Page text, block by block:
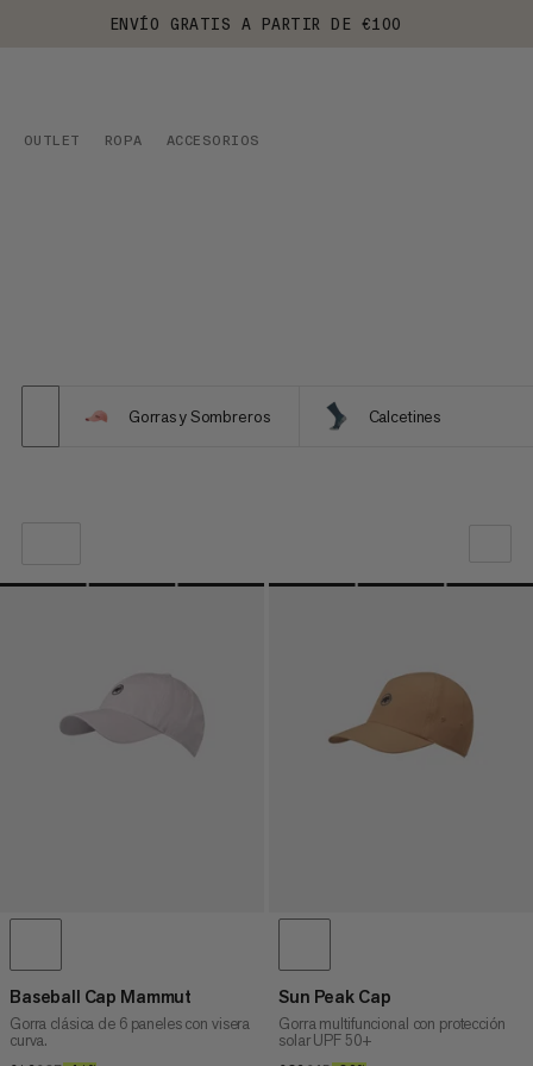
ENVÍO GRATIS A PARTIR DE €100
OUTLET ROPA ACCESORIOS
Gorras y Sombreros Calcetines
NUESTRA RECOMENDACIÓN
PRECIO ALTO A BAJO
¿QUÉ HAY DE NUEVO
Baseball Cap Mammut
Gorra clásica de 6 paneles con visera
curva.
Sun Peak Cap
Gorra multifuncional con protección
solar UPF 50+